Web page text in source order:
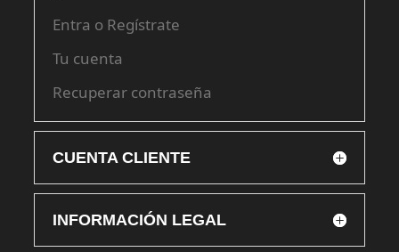
Entra o Regístrate
Tu cuenta
Recuperar contraseña
CUENTA CLIENTE
INFORMACIÓN LEGAL